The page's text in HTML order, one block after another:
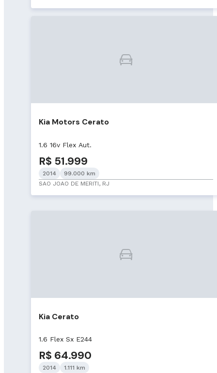
Kia Motors Cerato
1.6 16v Flex Aut.
R$ 51.999
2014
99.000 km
SAO JOAO DE MERITI, RJ
Kia Cerato
1.6 Flex Sx E244
R$ 64.990
2014
1.111 km